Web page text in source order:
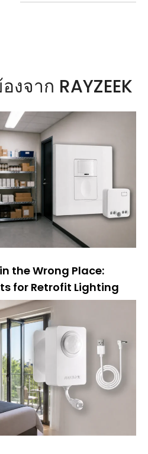
จาก RAYZEEK
the Wrong Place:
for Retrofit Lighting